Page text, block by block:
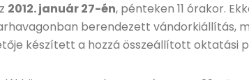
2012. január 27-én, pénteken 11 órakor.
berendezett vándorkiállítás,
készített a hozzá összeállított oktatási